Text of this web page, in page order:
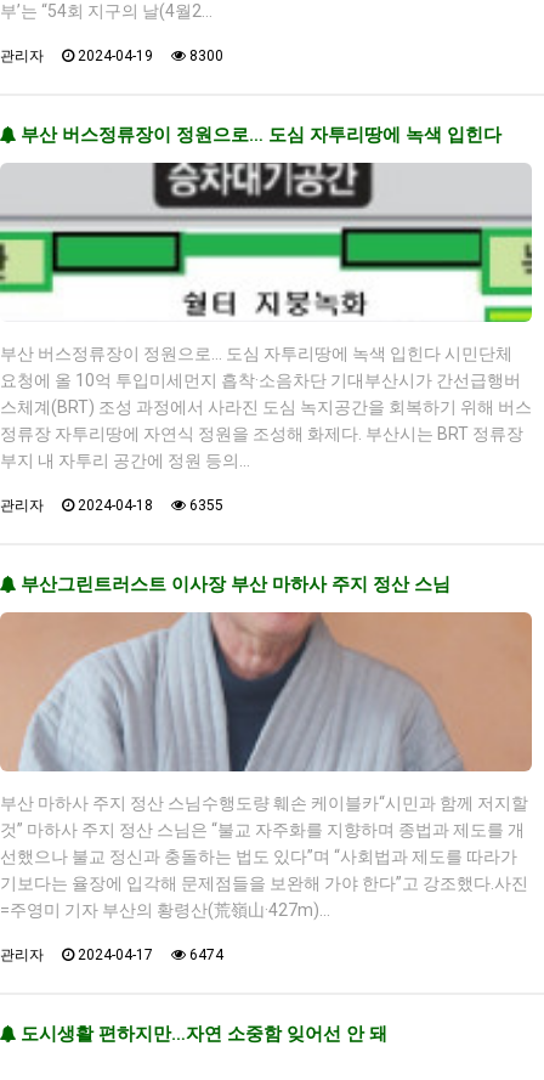
부’는 “54회 지구의 날(4월2…
관리자 2024-04-19 8300
부산 버스정류장이 정원으로… 도심 자투리땅에 녹색 입힌다
부산 버스정류장이 정원으로… 도심 자투리땅에 녹색 입힌다 시민단체
요청에 올 10억 투입미세먼지 흡착·소음차단 기대부산시가 간선급행버
스체계(BRT) 조성 과정에서 사라진 도심 녹지공간을 회복하기 위해 버스
정류장 자투리땅에 자연식 정원을 조성해 화제다. 부산시는 BRT 정류장
부지 내 자투리 공간에 정원 등의…
관리자 2024-04-18 6355
부산그린트러스트 이사장 부산 마하사 주지 정산 스님
부산 마하사 주지 정산 스님수행도량 훼손 케이블카“시민과 함께 저지할
것” 마하사 주지 정산 스님은 “불교 자주화를 지향하며 종법과 제도를 개
선했으나 불교 정신과 충돌하는 법도 있다”며 “사회법과 제도를 따라가
기보다는 율장에 입각해 문제점들을 보완해 가야 한다”고 강조했다.사진
=주영미 기자 부산의 황령산(荒嶺山·427m)…
관리자 2024-04-17 6474
도시생활 편하지만…자연 소중함 잊어선 안 돼